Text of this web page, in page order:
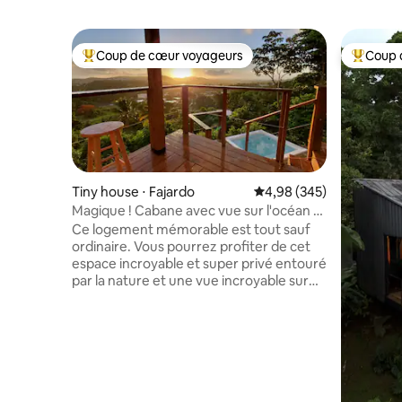
Coups de cœur voyageurs les plus appréciés
Coup de cœur voyageurs
Tiny house ⋅ Fajardo Évaluation moyenne
4,98 (345)
Magique ! Cabane avec vue sur l'océan et
piscine spa sur la montagne
Ce logement mémorable est tout sauf
ordinaire. Vous pourrez profiter de cet
espace incroyable et super privé entouré
par la nature et une vue incroyable sur
Coups
Coup